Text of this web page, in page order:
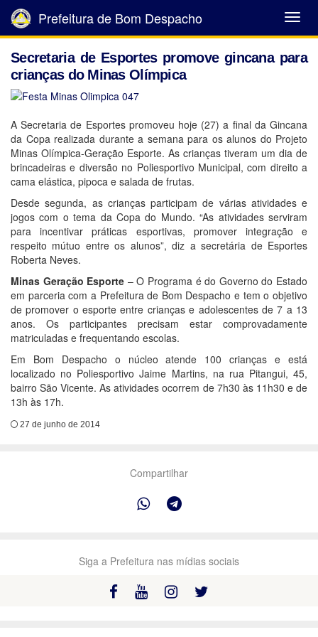
Abrir
Menu
Prefeitura de Bom Despacho
Secretaria de Esportes promove gincana para
crianças do Minas Olímpica
A Secretaria de Esportes promoveu hoje (27) a final da Gincana
da Copa realizada durante a semana para os alunos do Projeto
Minas Olímpica-Geração Esporte. As crianças tiveram um dia de
brincadeiras e diversão no Poliesportivo Municipal, com direito a
cama elástica, pipoca e salada de frutas.
Desde segunda, as crianças participam de várias atividades e
jogos com o tema da Copa do Mundo. “As atividades serviram
para incentivar práticas esportivas, promover integração e
respeito mútuo entre os alunos”, diz a secretária de Esportes
Roberta Neves.
Minas Geração Esporte – O Programa é do Governo do Estado
em parceria com a Prefeitura de Bom Despacho e tem o objetivo
de promover o esporte entre crianças e adolescentes de 7 a 13
anos. Os participantes precisam estar comprovadamente
matriculadas e frequentando escolas.
Em Bom Despacho o núcleo atende 100 crianças e está
localizado no Poliesportivo Jaime Martins, na rua Pitangui, 45,
bairro São Vicente. As atividades ocorrem de 7h30 às 11h30 e de
13h às 17h.
27 de junho de 2014
Compartilhar
Siga a Prefeitura nas mídias sociais